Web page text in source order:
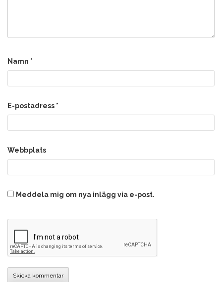
Namn *
E-postadress *
Webbplats
Meddela mig om nya inlägg via e-post.